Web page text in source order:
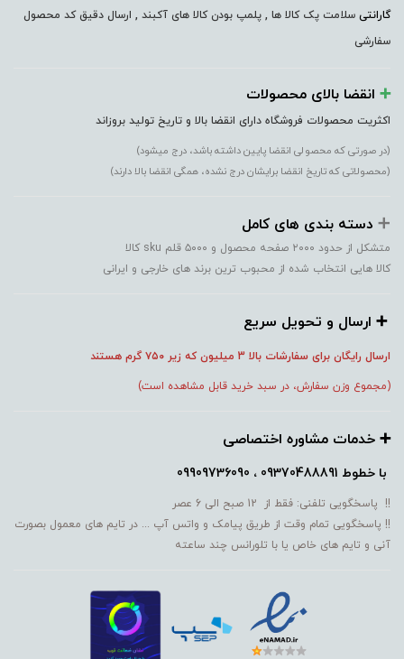
گارانتی سلامت پک کالا ها , پلمپ بودن کالا های آکبند , ارسال دقیق کد محصول
سفارشی
➕️ انقضا بالای محصولات
اکثریت محصولات فروشگاه دارای انقضا بالا و تاریخ تولید بروزاند
(در صورتی که محصولی انقضا پایین داشته باشد، درج میشود)
(محصولاتی که تاریخ انقضا برایشان درج نشده، همگی انقضا بالا دارند)
➕️ دسته بندی های کامل
متشکل از حدود ۲۰۰۰ صفحه محصول و ۵۰۰۰ قلم sku کالا
کالا هایی انتخاب شده از محبوب ترین برند های خارجی و ایرانی
➕️ ارسال و تحویل سریع
ارسال رایگان برای سفارشات بالا 3 میلیون که زیر ۷۵۰ گرم هستند
(مجموع وزن سفارش، در سبد خرید قابل مشاهده است)
➕️ خدمات مشاوره اختصاصی
با خطوط 09370488891 ، 09909736090
!! پاسخگویی تلفنی: فقط از 12 صبح الی 6 عصر
!! پاسخگویی تمام وقت از طریق پیامک و واتس آپ ... در تایم های معمول بصورت
آنی و تایم های خاص یا با تلورانس چند ساعته